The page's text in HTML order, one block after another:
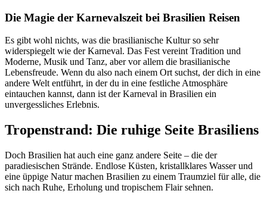
Die Magie der Karnevalszeit bei Brasilien Reisen
Es gibt wohl nichts, was die brasilianische Kultur so sehr
widerspiegelt wie der Karneval. Das Fest vereint Tradition und
Moderne, Musik und Tanz, aber vor allem die brasilianische
Lebensfreude. Wenn du also nach einem Ort suchst, der dich in eine
andere Welt entführt, in der du in eine festliche Atmosphäre
eintauchen kannst, dann ist der Karneval in Brasilien ein
unvergessliches Erlebnis.
Tropenstrand: Die ruhige Seite Brasiliens
Doch Brasilien hat auch eine ganz andere Seite – die der
paradiesischen Strände. Endlose Küsten, kristallklares Wasser und
eine üppige Natur machen Brasilien zu einem Traumziel für alle, die
sich nach Ruhe, Erholung und tropischem Flair sehnen.